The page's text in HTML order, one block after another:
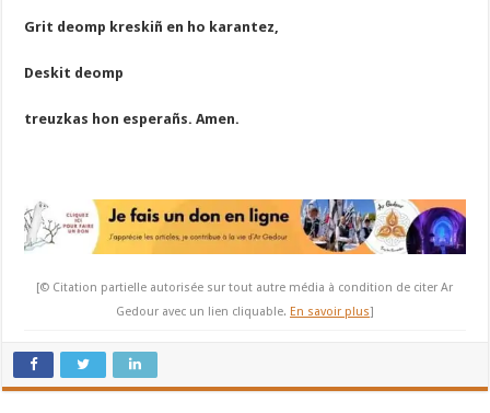
Grit deomp kreskiñ en ho karantez,
Deskit deomp
treuzkas hon esperañs. Amen.
[© Citation partielle autorisée sur tout autre média à condition de citer Ar
Gedour avec un lien cliquable. En savoir plus]